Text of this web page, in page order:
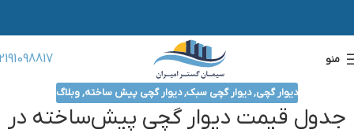
منو
ديوار گچي,ديوار گچي سبک,دیوار گچی پیش ساخته,وبلاگ
جدول قیمت دیوار گچی پیش‌ساخته در